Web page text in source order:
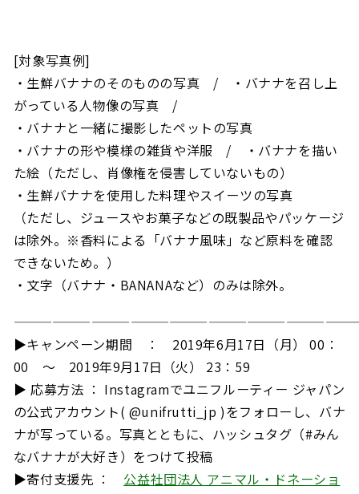
[対象写真例]
・生鮮バナナのそのものの写真 / ・バナナを召し上
がっている人物像の写真 /
・バナナと一緒に撮影したペットの写真
・バナナの形や模様の雑貨や洋服 / ・バナナを描い
た絵（ただし、肖像権を侵害していないもの）
・生鮮バナナを使用した料理やスイーツの写真
（ただし、ジュースやお菓子などの既製品やパッケージ
は除外。※香料による「バナナ風味」など原料を確認
できないため。）
・文字（バナナ・BANANAなど）のみは除外。
▶キャンペーン期間 ： 2019年6月17日（月） 00：
00 ～ 2019年9月17日（火） 23：59
▶ 応募方法 ： Instagramでユニフルーティー ジャパン
の公式アカウント( @unifrutti_jp )をフォローし、バナ
ナが写っている。写真とともに、ハッシュタグ（#みん
なバナナが大好き）をつけて投稿
▶寄付支援先 ： 公益社団法人 アニマル・ドネーショ